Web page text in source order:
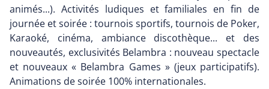
animés...). Activités ludiques et familiales en fin de
journée et soirée : tournois sportifs, tournois de Poker,
Karaoké, cinéma, ambiance discothèque... et des
nouveautés, exclusivités Belambra : nouveau spectacle
et nouveaux « Belambra Games » (jeux participatifs).
Animations de soirée 100% internationales.